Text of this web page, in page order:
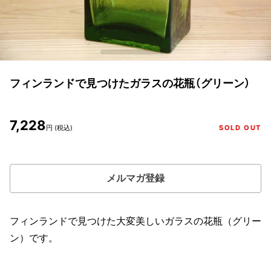
フィンランドで見つけたガラスの花瓶（グリーン）
7,228円 (税込) SOLD OUT
メルマガ登録
フィンランドで見つけた大変美しいガラスの花瓶（グリー
ン）です。